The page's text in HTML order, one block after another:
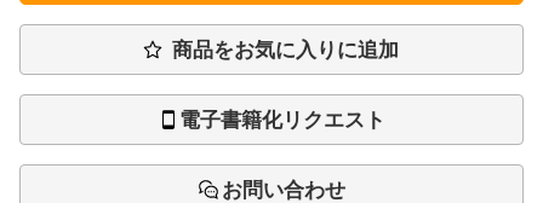
商品をお気に入りに追加
電子書籍化リクエスト
お問い合わせ